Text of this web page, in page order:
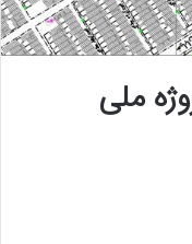
پروژه ملی